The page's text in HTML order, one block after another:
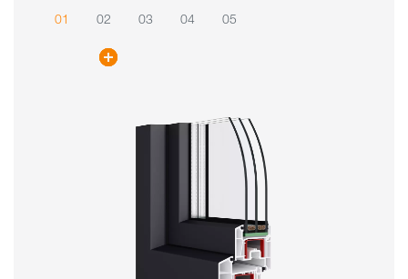
01 02 03 04 05